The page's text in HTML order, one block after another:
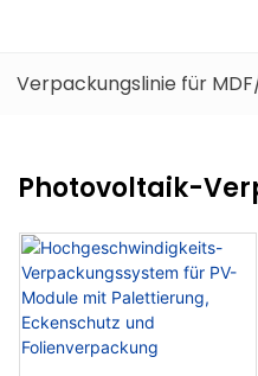
Verpackungslinie für
Photovoltaik-